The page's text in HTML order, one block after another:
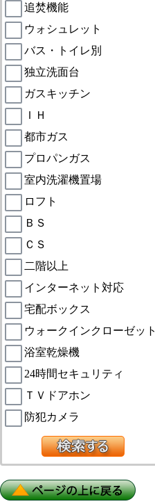
追焚機能
ウォシュレット
バス・トイレ別
独立洗面台
ガスキッチン
ＩＨ
都市ガス
プロパンガス
室内洗濯機置場
ロフト
ＢＳ
ＣＳ
二階以上
インターネット対応
宅配ボックス
ウォークインクローゼット
浴室乾燥機
24時間セキュリティ
ＴＶドアホン
防犯カメラ